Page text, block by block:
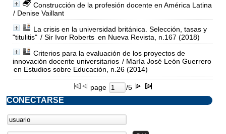
Construcción de la profesión docente en América Latina
/ Denise Vaillant
La crisis en la universidad británica. Selección, tasas y
"titulitis" / Sir Ivor Roberts en Nueva Revista, n.167 (2018)
Criterios para la evaluación de los proyectos de
innovación docente universitarios / María José León Guerrero
en Estudios sobre Educación, n.26 (2014)
page /5
CONECTARSE